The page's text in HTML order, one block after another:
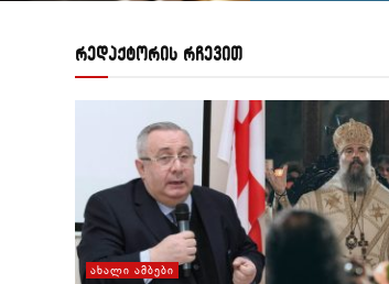
რედაქტორის რჩევით
ᲐᲮᲐᲚᲘ ᲐᲛᲑᲔᲑᲘ